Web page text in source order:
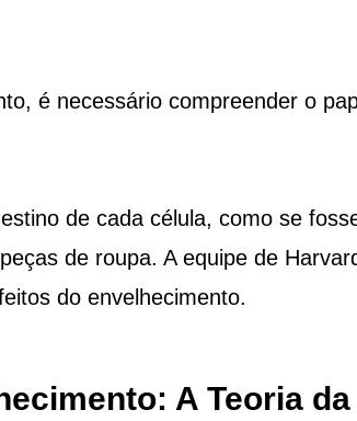
é necessário compreender o
de cada célula, como se
de roupa. A equipe de
do envelhecimento.
A Teoria da